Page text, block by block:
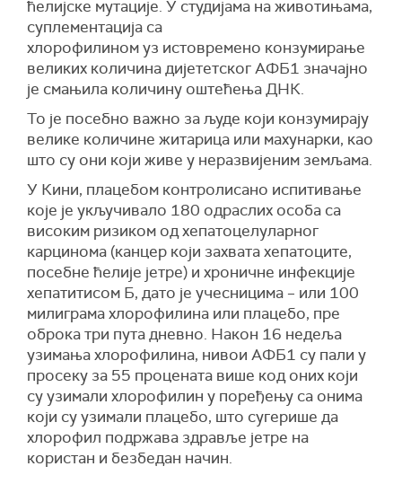
ћелијске мутације. У студијама на животињама,
суплементација са
хлорофилином уз истовремено конзумирање
великих количина дијететског АФБ1 значајно
је смањила количину оштећења ДНК.
То је посебно важно за људе који конзумирају
велике количине житарица или махунарки, као
што су они који живе у неразвијеним земљама.
У Кини, плацебом контролисано испитивање
које је укључивало 180 одраслих особа са
високим ризиком од хепатоцелуларног
карцинома (канцер који захвата хепатоците,
посебне ћелије јетре) и хроничне инфекције
хепатитисом Б, дато је учесницима – или 100
милиграма хлорофилина или плацебо, пре
оброка три пута дневно. Након 16 недеља
узимања хлорофилина, нивои АФБ1 су пали у
просеку за 55 процената више код оних који
су узимали хлорофилин у поређењу са онима
који су узимали плацебо, што сугерише да
хлорофил подржава здравље јетре на
користан и безбедан начин.